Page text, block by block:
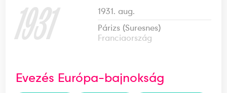
1931
1931. aug.
Párizs (Suresnes)
Franciaország
Evezés Európa-bajnokság